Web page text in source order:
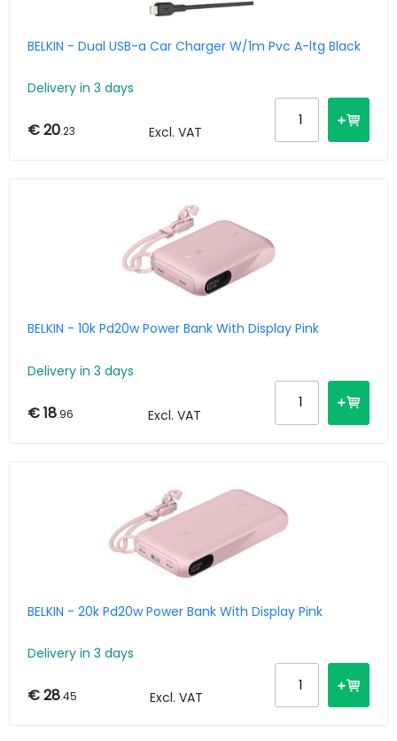
BELKIN - Dual USB-a Car Charger W/1m Pvc A-ltg Black
Delivery in 3 days
€ 20.23 Excl. VAT
BELKIN - 10k Pd20w Power Bank With Display Pink
Delivery in 3 days
€ 18.96 Excl. VAT
BELKIN - 20k Pd20w Power Bank With Display Pink
Delivery in 3 days
€ 28.45 Excl. VAT